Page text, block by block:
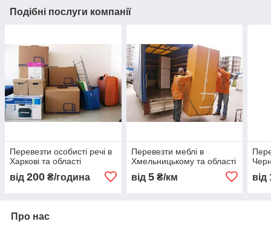
Подібні послуги компанії
Перевезти особисті речі в
Харкові та області
від 200 ₴/година
Перевезти меблі в
Хмельницькому та області
від 5₴/км від
Про нас